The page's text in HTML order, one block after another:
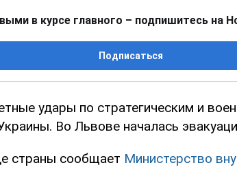
в курсе главного – подпишитесь на
Подписаться
удары по стратегическим и
Во Львове началась
страны сообщает Министерство